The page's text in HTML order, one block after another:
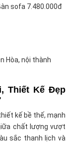
sofa 7.480.000đ
Hòa, nội thành
Thiết Kế Đẹp
kế bề thế, mạnh
chất lượng vượt
sắc thanh lịch và